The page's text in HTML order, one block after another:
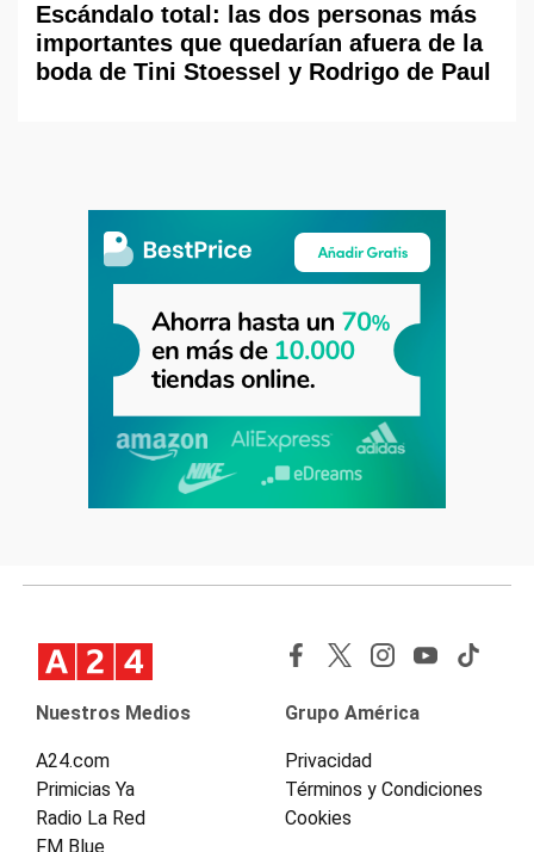
Escándalo total: las dos personas más
importantes que quedarían afuera de la
boda de Tini Stoessel y Rodrigo de Paul
Nuestros Medios
A24.com
Primicias Ya
Radio La Red
FM Blue
Grupo América
Privacidad
Términos y Condiciones
Cookies